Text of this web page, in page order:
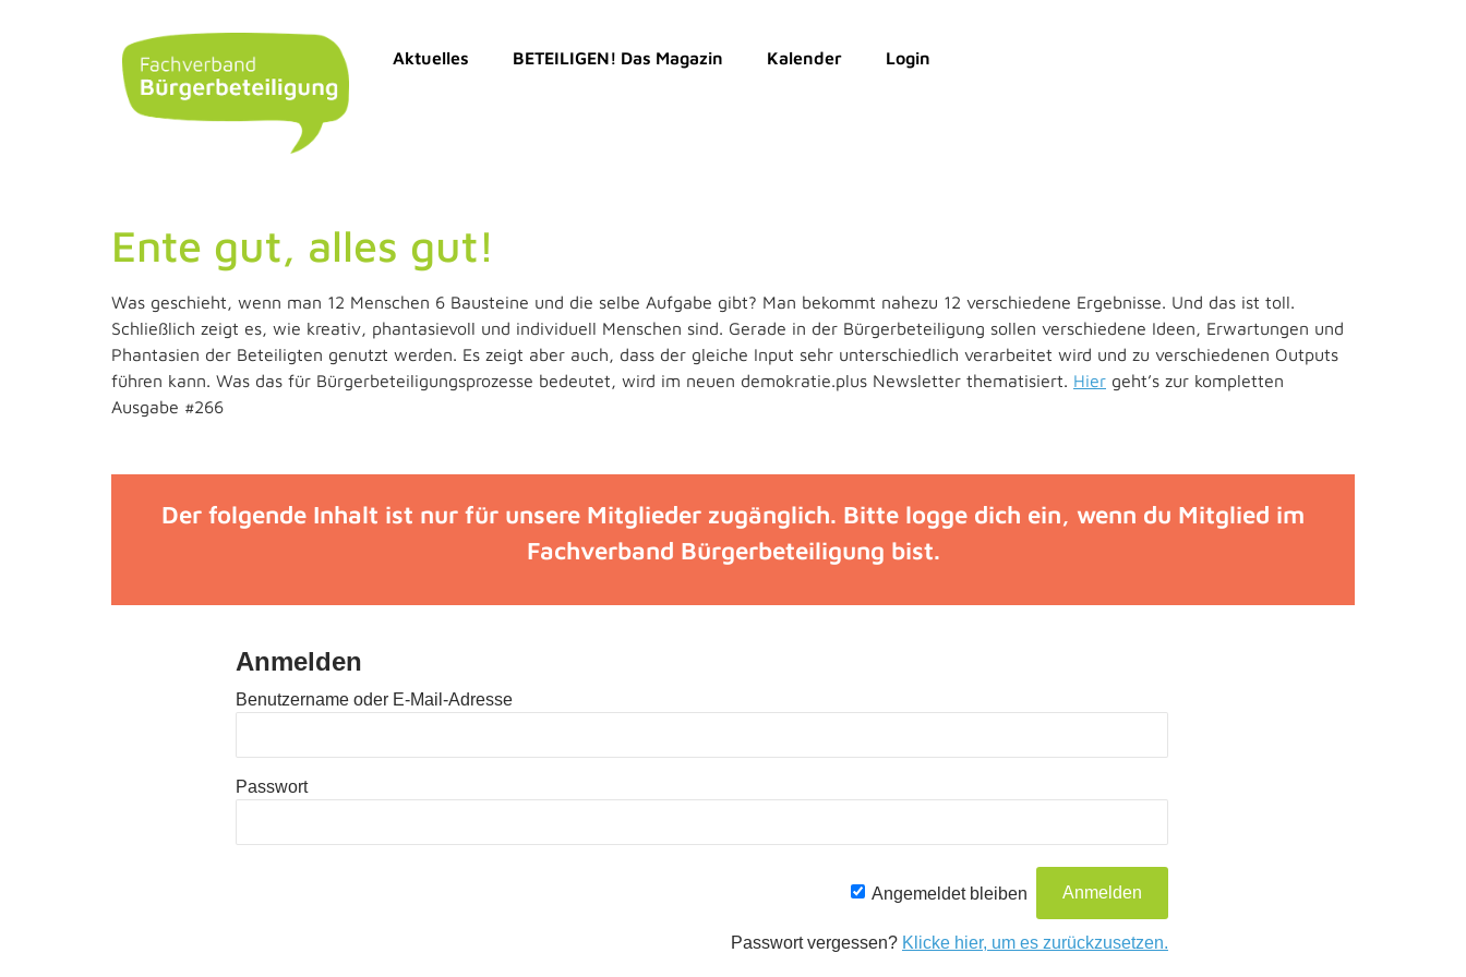
Aktuelles BETEILIGEN! Das Magazin Kalender Login
Ente gut, alles gut!
Was geschieht, wenn man 12 Menschen 6 Bausteine und die selbe Aufgabe gibt? Man bekommt nahezu 12 verschiedene Ergebnisse. Und das ist toll.
Schließlich zeigt es, wie kreativ, phantasievoll und individuell Menschen sind. Gerade in der Bürgerbeteiligung sollen verschiedene Ideen, Erwartungen und
Phantasien der Beteiligten genutzt werden. Es zeigt aber auch, dass der gleiche Input sehr unterschiedlich verarbeitet wird und zu verschiedenen Outputs
führen kann. Was das für Bürgerbeteiligungsprozesse bedeutet, wird im neuen demokratie.plus Newsletter thematisiert. Hier geht’s zur kompletten
Ausgabe #266
Der folgende Inhalt ist nur für unsere Mitglieder zugänglich. Bitte logge dich ein, wenn du Mitglied im
Fachverband Bürgerbeteiligung bist.
Anmelden
Benutzername oder E-Mail-Adresse
Passwort
Angemeldet bleiben
Passwort vergessen? Klicke hier, um es zurückzusetzen.